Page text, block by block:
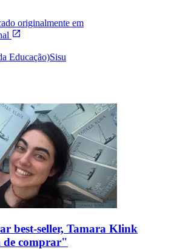
originalmente em
Educação)Sisu
best-seller, Tamara Klink
de comprar"